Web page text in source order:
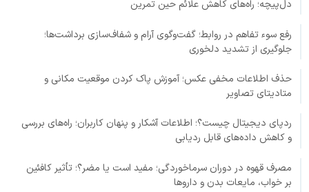
دل‌پیچه؛ راه‌های کاهش علائم حین تمرین
رفع سوء تفاهم در روابط؛ گفت‌وگوی آرام و شفاف‌سازی برداشت‌ها؛
جلوگیری از تشدید دلخوری
حذف اطلاعات مخفی عکس؛ آموزش پاک کردن موقعیت مکانی و
متادیتای تصاویر
ردپای دیجیتال چیست؟؛ اطلاعات آشکار و پنهان کاربران؛ راه‌های بررسی
و کاهش داده‌های قابل ردیابی
مصرف قهوه در دوران سرماخوردگی؛ مفید است یا مضر؟؛ تأثیر کافئین
بر خواب، مایعات بدن و داروها